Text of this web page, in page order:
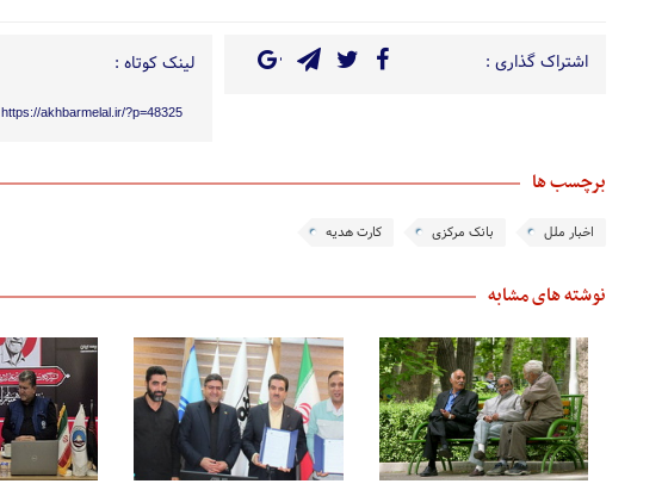
اشتراک گذاری : لینک کوتاه :
https://akhbarmelal.ir/?p=48325
برچسب ها
اخبار ملل بانک مرکزی کارت هدیه
نوشته های مشابه